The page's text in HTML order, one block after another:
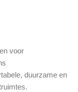
voor
duurzame en